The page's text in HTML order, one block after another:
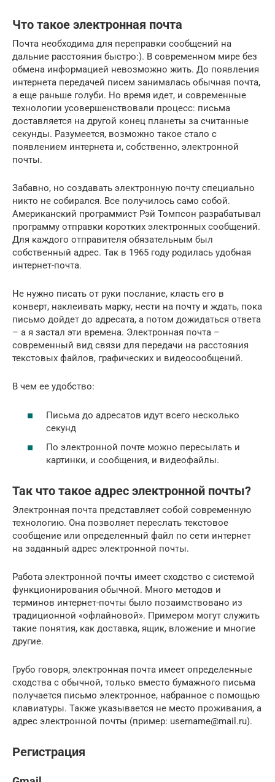
Что такое электронная почта
Почта необходима для переправки сообщений на
дальние расстояния быстро:). В современном мире без
обмена информацией невозможно жить. До появления
интернета передачей писем занималась обычная почта,
а еще раньше голуби. Но время идет, и современные
технологии усовершенствовали процесс: письма
доставляется на другой конец планеты за считанные
секунды. Разумеется, возможно такое стало с
появлением интернета и, собственно, электронной
почты.
Забавно, но создавать электронную почту специально
никто не собирался. Все получилось само собой.
Американский программист Рэй Томпсон разрабатывал
программу отправки коротких электронных сообщений.
Для каждого отправителя обязательным был
собственный адрес. Так в 1965 году родилась удобная
интернет-почта.
Не нужно писать от руки послание, класть его в
конверт, наклеивать марку, нести на почту и ждать, пока
письмо дойдет до адресата, а потом дожидаться ответа
– а я застал эти времена. Электронная почта –
современный вид связи для передачи на расстояния
текстовых файлов, графических и видеосообщений.
В чем ее удобство:
Письма до адресатов идут всего несколько
секунд
По электронной почте можно пересылать и
картинки, и сообщения, и видеофайлы.
Так что такое адрес электронной почты?
Электронная почта представляет собой современную
технологию. Она позволяет переслать текстовое
сообщение или определенный файл по сети интернет
на заданный адрес электронной почты.
Работа электронной почты имеет сходство с системой
функционирования обычной. Много методов и
терминов интернет-почты было позаимствовано из
традиционной «офлайновой». Примером могут служить
такие понятия, как доставка, ящик, вложение и многие
другие.
Грубо говоря, электронная почта имеет определенные
сходства с обычной, только вместо бумажного письма
получается письмо электронное, набранное с помощью
клавиатуры. Также указывается не место проживания, а
адрес электронной почты (пример: username@mail.ru).
Регистрация